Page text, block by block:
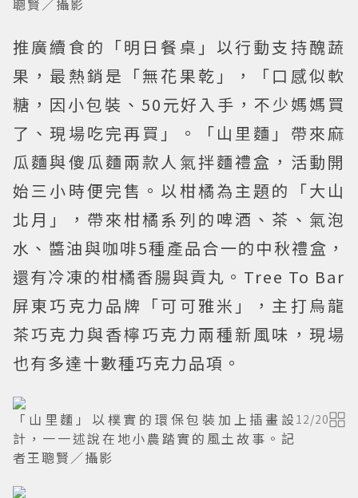
聰賢／攝影
推廣續食的「明日餐桌」以行動支持醜蔬
果，最熱銷是「無花果乾」，「口感似軟
糖，因小包裝、50元好入手，不少媽媽買
了、現場吃完再買」。「山里麵」帶來麻
瓜麵與傻瓜麵兩款人氣拌麵禮盒，活動開
始三小時便完售。以柑橘為主題的「大山
北月」，帶來柑橘系列的啤酒、茶、氣泡
水、醬油與咖啡5種產品合一的中秋禮盒，
還有冷凍的柑橘香腸與貢丸。Tree To Bar
屏東巧克力品牌「可可雅米」，主打烏龍
茶巧克力與香檸巧克力兩種新風味，現場
也有多達十數種巧克力品項。
「山里麵」以樸實的環保包裝加上插畫設
計，一一述說在地小農踏實的風土故事。記
者王聰賢／攝影
12/20